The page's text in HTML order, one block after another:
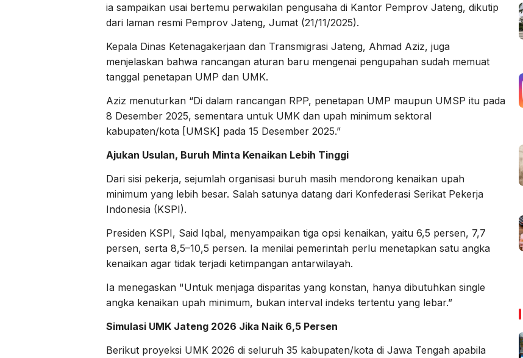
ia sampaikan usai bertemu perwakilan pengusaha di Kantor Pemprov Jateng, dikutip
dari laman resmi Pemprov Jateng, Jumat (21/11/2025).
Kepala Dinas Ketenagakerjaan dan Transmigrasi Jateng, Ahmad Aziz, juga
menjelaskan bahwa rancangan aturan baru mengenai pengupahan sudah memuat
tanggal penetapan UMP dan UMK.
Aziz menuturkan “Di dalam rancangan RPP, penetapan UMP maupun UMSP itu pada
8 Desember 2025, sementara untuk UMK dan upah minimum sektoral
kabupaten/kota [UMSK] pada 15 Desember 2025.”
Ajukan Usulan, Buruh Minta Kenaikan Lebih Tinggi
Dari sisi pekerja, sejumlah organisasi buruh masih mendorong kenaikan upah
minimum yang lebih besar. Salah satunya datang dari Konfederasi Serikat Pekerja
Indonesia (KSPI).
Presiden KSPI, Said Iqbal, menyampaikan tiga opsi kenaikan, yaitu 6,5 persen, 7,7
persen, serta 8,5–10,5 persen. Ia menilai pemerintah perlu menetapkan satu angka
kenaikan agar tidak terjadi ketimpangan antarwilayah.
Ia menegaskan "Untuk menjaga disparitas yang konstan, hanya dibutuhkan single
angka kenaikan upah minimum, bukan interval indeks tertentu yang lebar.”
Simulasi UMK Jateng 2026 Jika Naik 6,5 Persen
Berikut proyeksi UMK 2026 di seluruh 35 kabupaten/kota di Jawa Tengah apabila